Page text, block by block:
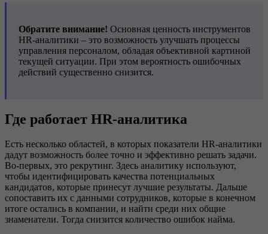
Обратите внимание! Основная ценность инструментов
HR-аналитики – это возможность улучшать процессы
управления персоналом, обладая объективной картиной
текущей ситуации. При этом вероятность ошибочных
действий существенно снизится.
Где работает HR-аналитика
Есть несколько областей, в которых показатели HR-аналитики
дадут возможность более точно и эффективно решать задачи.
Во-первых, это рекрутинг. Здесь аналитику используют,
чтобы идентифицировать качества потенциальных
кандидатов, которые принесут лучшие результаты. Дальше
сопоставить их с данными сотрудников, которые в конечном
итоге остались в компании, и найти среди них общие
знаменатели. Тогда снизится количество ошибок найма.